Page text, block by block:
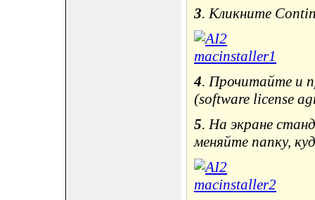
3. Кликните
4. Прочитайте и
(software license
5. На экране
меняйте папку,